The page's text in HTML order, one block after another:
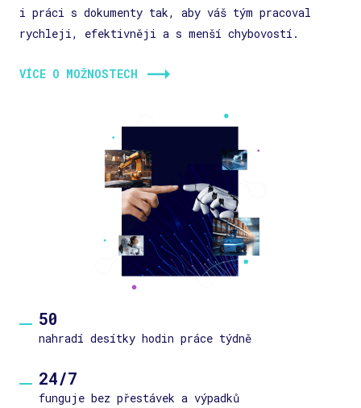
i práci s dokumenty tak, aby váš tým pracoval
rychleji, efektivněji a s menší chybovostí.
VÍCE O MOŽNOSTECH
50
nahradí desítky hodin práce týdně
24/7
funguje bez přestávek a výpadků